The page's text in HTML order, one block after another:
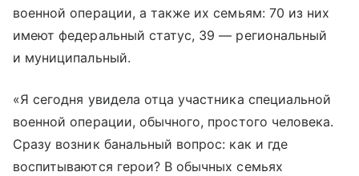
военной операции, а также их семьям: 70 из них
имеют федеральный статус, 39 — региональный
и муниципальный.
«Я сегодня увидела отца участника специальной
военной операции, обычного, простого человека.
Сразу возник банальный вопрос: как и где
воспитываются герои? В обычных семьях